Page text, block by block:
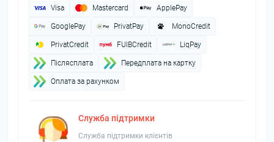
Visa Mastercard ApplePay
GooglePay PrivatPay MonoCredit
PrivatCredit FUIBCredit LiqPay
Пiслясплата Передплата на картку
Оплата за рахунком
Служба підтримки
Служба підтримки клієнтів